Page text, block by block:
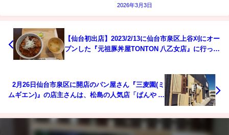
2026年3月3日
【仙台初出店】2023/2/13に仙台市泉区上谷刈にオー
プンした『元祖豚丼屋TONTON 八乙女店』に行って
2月26日仙台市泉区に開店のパン屋さん『三麦園(ミ
ムギエン)』の店主さんは、松島の人気店「ぱんや あ